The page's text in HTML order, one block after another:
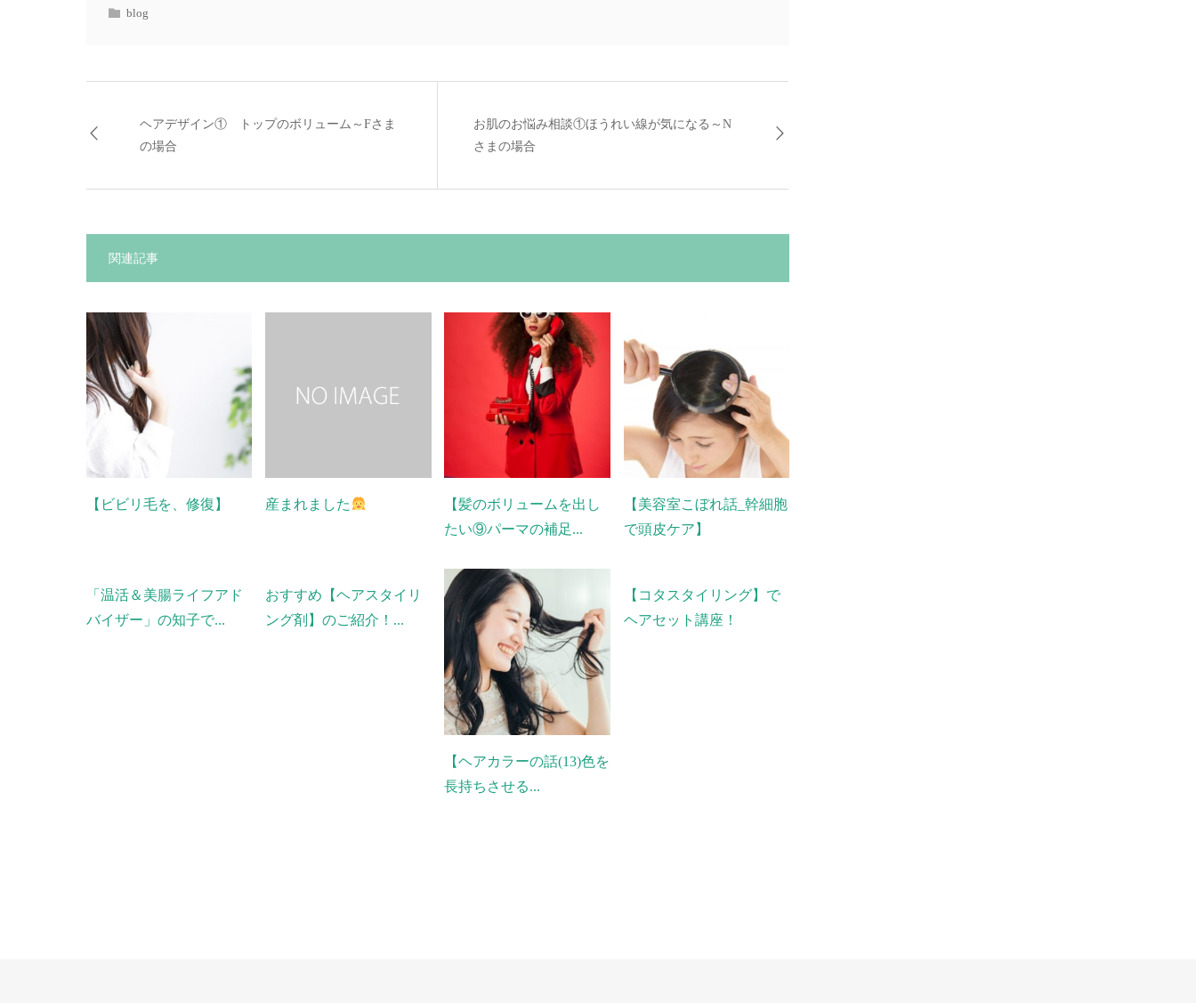
blog
ヘアデザイン① トップのボリューム～Fさま
の場合
お肌のお悩み相談①ほうれい線が気になる～N
さまの場合
関連記事
【ビビリ毛を、修復】 産まれました
【髪のボリュームを出し
たい⑨パーマの補足...
【美容室こぼれ話_幹細胞
で頭皮ケア】
「温活＆美腸ライフアド
バイザー」の知子で...
おすすめ【ヘアスタイリ
ング剤】のご紹介！...
【ヘアカラーの話(13)色を
長持ちさせる...
【コタスタイリング】で
ヘアセット講座！